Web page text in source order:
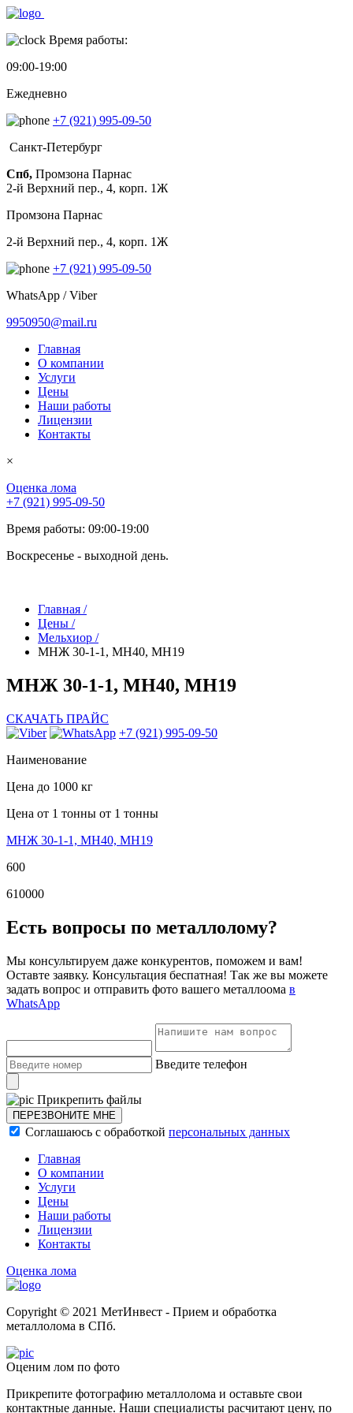
Время работы:
09:00-19:00
Ежедневно
+7 (921) 995-09-50
Санкт-Петербург
Спб, Промзона Парнас
2-й Верхний пер., 4, корп. 1Ж
Промзона Парнас
2-й Верхний пер., 4, корп. 1Ж
+7 (921) 995-09-50
WhatsApp / Viber
9950950@mail.ru
Главная
О компании
Услуги
Цены
Наши работы
Лицензии
Контакты
×
Оценка лома
+7 (921) 995-09-50
Время работы: 09:00-19:00
Воскресенье - выходной день.
Главная /
Цены /
Мельхиор /
МНЖ 30-1-1, МН40, МН19
МНЖ 30-1-1, МН40, МН19
СКАЧАТЬ ПРАЙС
+7 (921) 995-09-50
Наименование
Цена до 1000 кг
Цена от 1 тонны от 1 тонны
МНЖ 30-1-1, МН40, МН19
600
610000
Есть вопросы по металлолому?
Мы консультируем даже конкурентов, поможем и вам!
Оставте заявку. Консультация беспатная! Так же вы можете
задать вопрос и отправить фото вашего металлоома в
WhatsApp
Введите телефон
Прикрепить файлы
ПЕРЕЗВОНИТЕ МНЕ
Соглашаюсь с обработкой персональных данных
Главная
О компании
Услуги
Цены
Наши работы
Лицензии
Контакты
Оценка лома
Copyright © 2021 МетИнвест - Прием и обработка
металлолома в СПб.
Оценим лом по фото
Прикрепите фотографию металлолома и оставьте свои
контактные данные. Наши специалисты расчитают цену, по